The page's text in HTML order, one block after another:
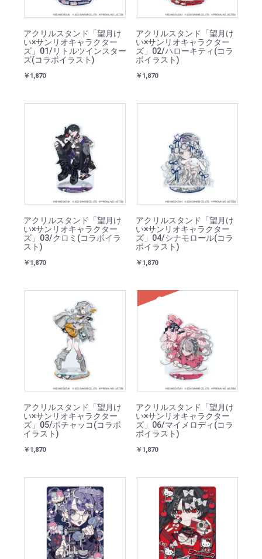
アクリルスタンド「望月け
い×サンリオキャラクター
ズ」01/リトルツインスター
ズ(コラボイラスト)
￥1,870
アクリルスタンド「望月け
い×サンリオキャラクター
ズ」02/ハローキティ(コラ
ボイラスト)
￥1,870
アクリルスタンド「望月け
い×サンリオキャラクター
ズ」03/クロミ(コラボイラ
スト)
￥1,870
アクリルスタンド「望月け
い×サンリオキャラクター
ズ」04/シナモロール(コラ
ボイラスト)
￥1,870
アクリルスタンド「望月け
い×サンリオキャラクター
ズ」05/ポチャッコ(コラボ
イラスト)
￥1,870
SOLD
アクリルスタンド「望月け
い×サンリオキャラクター
ズ」06/マイメロディ(コラ
ボイラスト)
￥1,870